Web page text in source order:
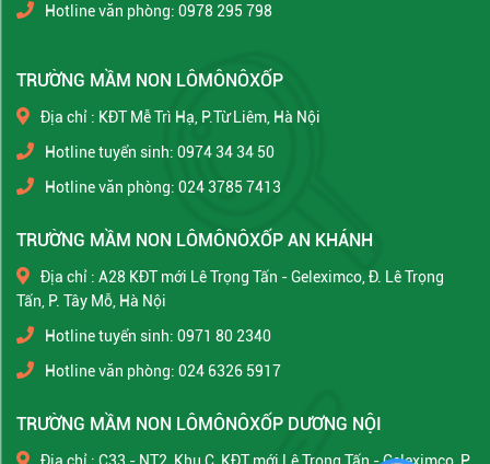
Hotline văn phòng: 0978 295 798
TRƯỜNG MẦM NON LÔMÔNÔXỐP
Địa chỉ : KĐT Mễ Trì Hạ, P.Từ Liêm, Hà Nội
Hotline tuyển sinh: 0974 34 34 50
Hotline văn phòng: 024 3785 7413
TRƯỜNG MẦM NON LÔMÔNÔXỐP AN KHÁNH
Địa chỉ : A28 KĐT mới Lê Trọng Tấn - Geleximco, Đ. Lê Trọng
Tấn, P. Tây Mỗ, Hà Nội
Hotline tuyển sinh: 0971 80 2340
Hotline văn phòng: 024 6326 5917
TRƯỜNG MẦM NON LÔMÔNÔXỐP DƯƠNG NỘI
Địa chỉ : C33 - NT2, Khu C, KĐT mới Lê Trọng Tấn - Geleximco, P.